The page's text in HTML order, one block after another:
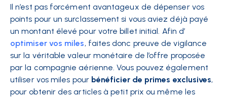
Il n’est pas forcément avantageux de dépenser vos
points pour un surclassement si vous aviez déjà payé
un montant élevé pour votre billet initial. Afin d’
optimiser vos miles, faites donc preuve de vigilance
sur la véritable valeur monétaire de l’offre proposée
par la compagnie aérienne. Vous pouvez également
utiliser vos miles pour bénéficier de primes exclusives,
pour obtenir des articles à petit prix ou même les